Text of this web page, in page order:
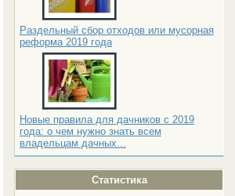
Раздельный сбор отходов или мусорная
реформа 2019 года
Новые правила для дачников с 2019
года: о чем нужно знать всем
владельцам дачных...
Статистика